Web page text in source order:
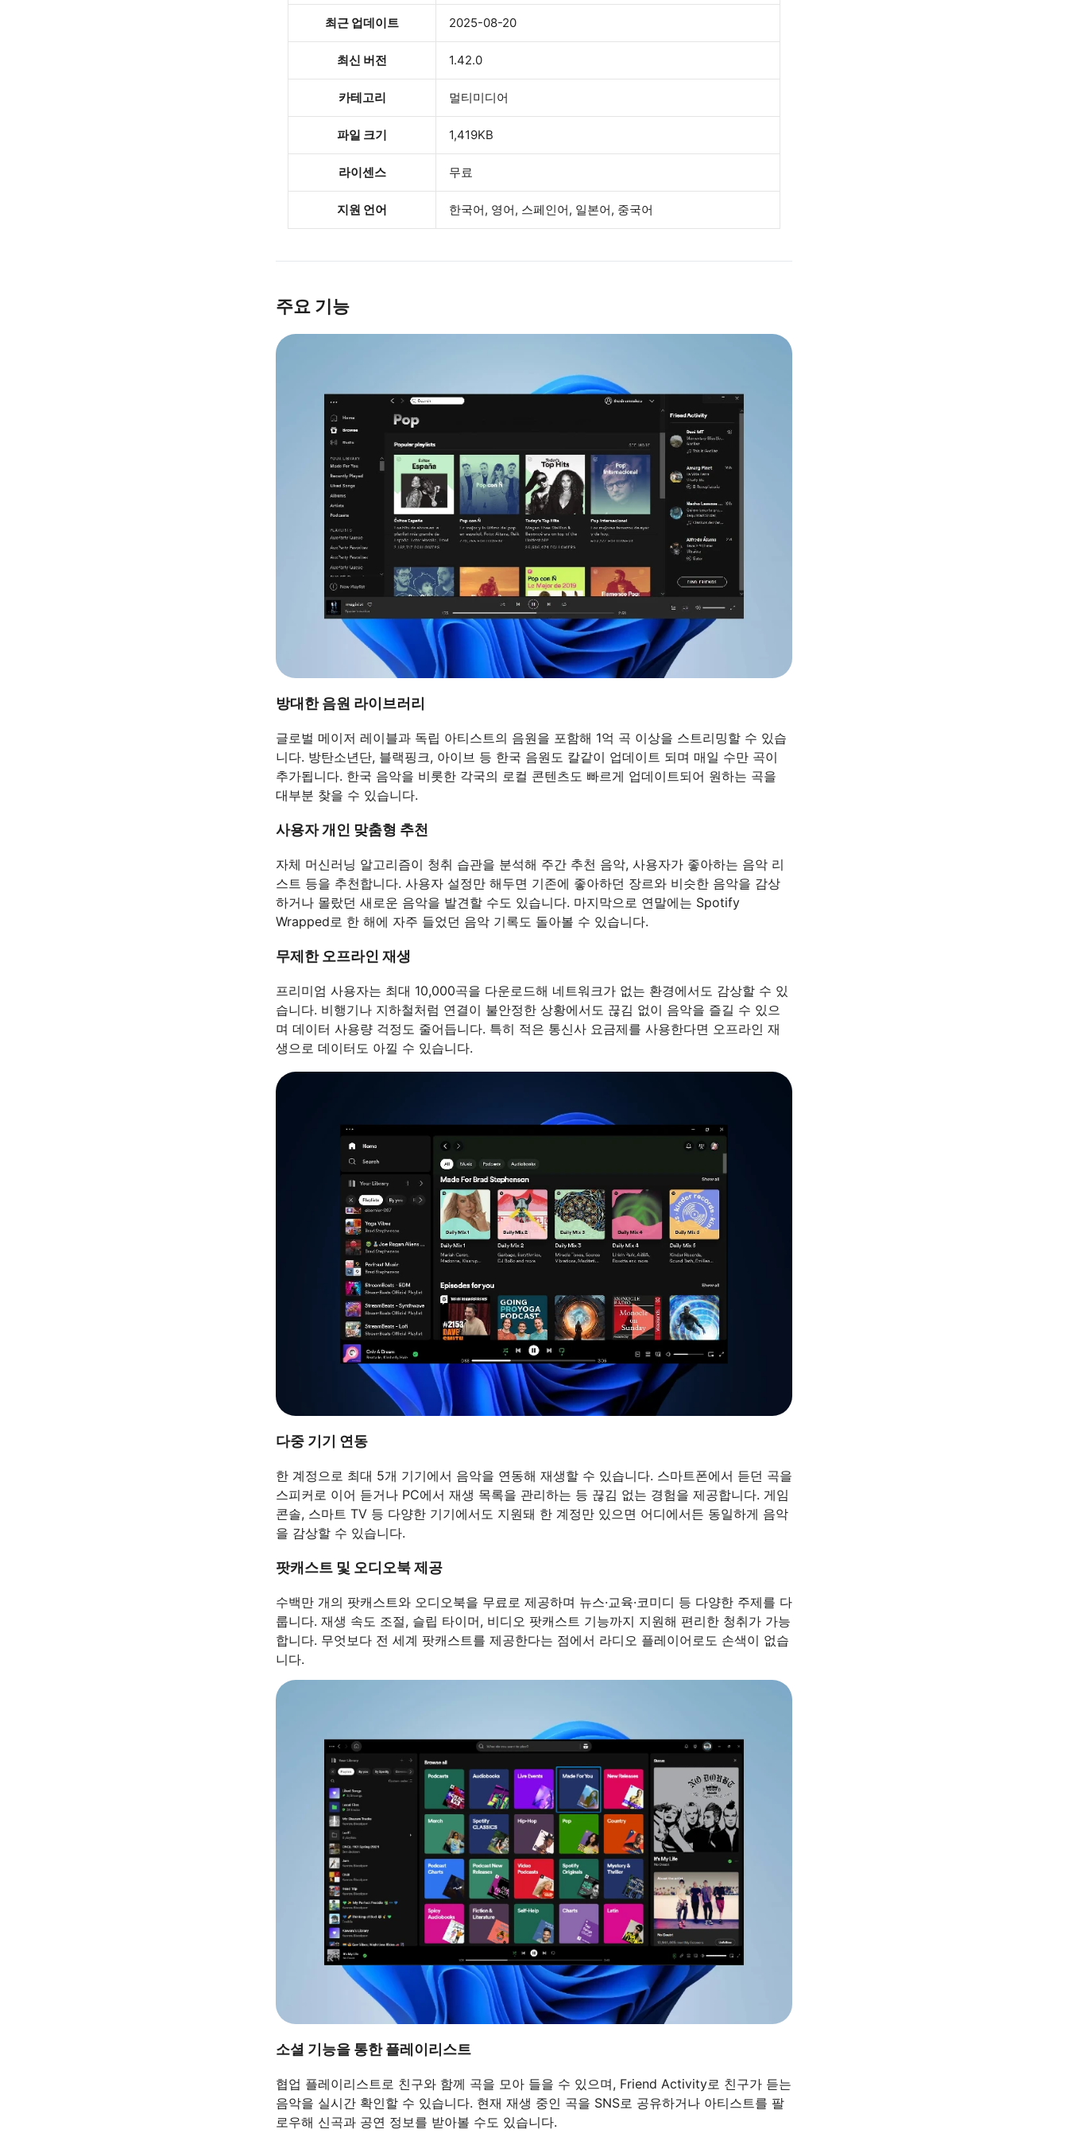
최근 업데이트 2025-08-20
최신 버전 1.42.0
카테고리 멀티미디어
파일 크기 1,419KB
라이센스 무료
지원 언어 한국어, 영어, 스페인어, 일본어, 중국어
주요 기능
방대한 음원 라이브러리
글로벌 메이저 레이블과 독립 아티스트의 음원을 포함해 1억 곡 이상을 스트리밍할 수 있습
니다. 방탄소년단, 블랙핑크, 아이브 등 한국 음원도 칼같이 업데이트 되며 매일 수만 곡이
추가됩니다. 한국 음악을 비롯한 각국의 로컬 콘텐츠도 빠르게 업데이트되어 원하는 곡을
대부분 찾을 수 있습니다.
사용자 개인 맞춤형 추천
자체 머신러닝 알고리즘이 청취 습관을 분석해 주간 추천 음악, 사용자가 좋아하는 음악 리
스트 등을 추천합니다. 사용자 설정만 해두면 기존에 좋아하던 장르와 비슷한 음악을 감상
하거나 몰랐던 새로운 음악을 발견할 수도 있습니다. 마지막으로 연말에는 Spotify
Wrapped로 한 해에 자주 들었던 음악 기록도 돌아볼 수 있습니다.
무제한 오프라인 재생
프리미엄 사용자는 최대 10,000곡을 다운로드해 네트워크가 없는 환경에서도 감상할 수 있
습니다. 비행기나 지하철처럼 연결이 불안정한 상황에서도 끊김 없이 음악을 즐길 수 있으
며 데이터 사용량 걱정도 줄어듭니다. 특히 적은 통신사 요금제를 사용한다면 오프라인 재
생으로 데이터도 아낄 수 있습니다.
다중 기기 연동
한 계정으로 최대 5개 기기에서 음악을 연동해 재생할 수 있습니다. 스마트폰에서 듣던 곡을
스피커로 이어 듣거나 PC에서 재생 목록을 관리하는 등 끊김 없는 경험을 제공합니다. 게임
콘솔, 스마트 TV 등 다양한 기기에서도 지원돼 한 계정만 있으면 어디에서든 동일하게 음악
을 감상할 수 있습니다.
팟캐스트 및 오디오북 제공
수백만 개의 팟캐스트와 오디오북을 무료로 제공하며 뉴스·교육·코미디 등 다양한 주제를 다
룹니다. 재생 속도 조절, 슬립 타이머, 비디오 팟캐스트 기능까지 지원해 편리한 청취가 가능
합니다. 무엇보다 전 세계 팟캐스트를 제공한다는 점에서 라디오 플레이어로도 손색이 없습
니다.
소셜 기능을 통한 플레이리스트
협업 플레이리스트로 친구와 함께 곡을 모아 들을 수 있으며, Friend Activity로 친구가 듣는
음악을 실시간 확인할 수 있습니다. 현재 재생 중인 곡을 SNS로 공유하거나 아티스트를 팔
로우해 신곡과 공연 정보를 받아볼 수도 있습니다.